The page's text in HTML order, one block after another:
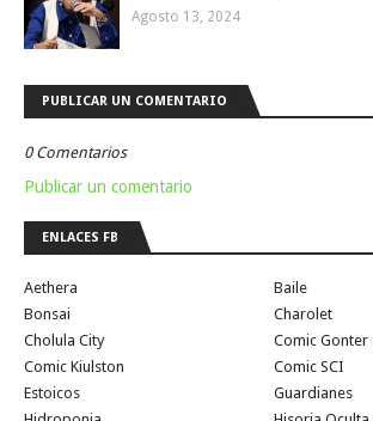
Agosto 13, 2024
PUBLICAR UN COMENTARIO
0 Comentarios
Publicar un comentario
ENLACES FB
Aethera
Baile
Bonsai
Charolet
Cholula City
Comic Gonter
Comic Kiulston
Comic SCI
Estoicos
Guardianes